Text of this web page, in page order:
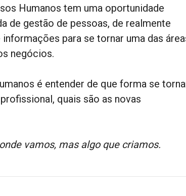
Humanos tem uma oportunidade
de gestão de pessoas, de realmente
para se tornar uma das
negócios.
é entender de que forma se
quais são as novas
vamos, mas algo que criamos.